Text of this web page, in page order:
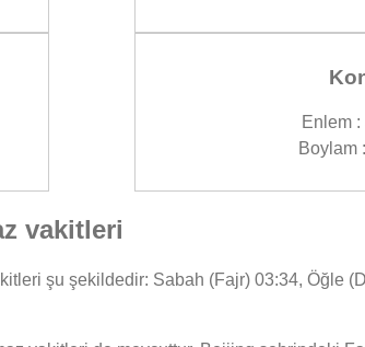
Enlem
Boylam
vakitleri
şu şekildedir: Sabah (Fajr) 03:34, Öğle